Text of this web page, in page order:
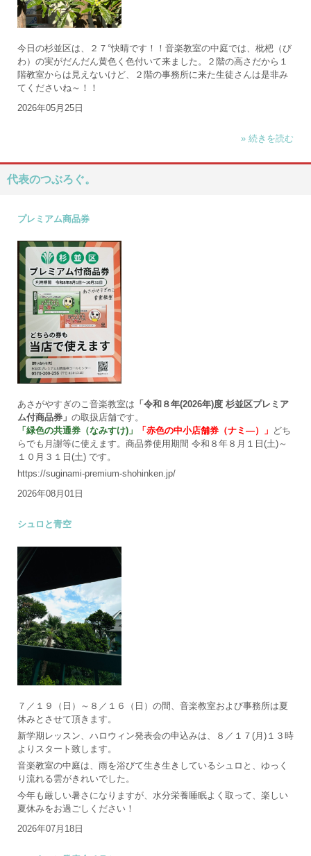
今日の杉並区は、２７°快晴です！！音楽教室の中庭では、枇杷（び
わ）の実がだんだん黄色く色付いて来ました。２階の高さだから１
階教室からは見えないけど、２階の事務所に来た生徒さんは是非み
てくださいね～！！
2026年05月25日
» 続きを読む
代表のつぶろぐ。
プレミアム商品券
あさがやすぎのこ音楽教室は 「令和８年(2026年)度 杉並区プレミア
ム付商品券」 の取扱店舗です。
「緑色の共通券（なみすけ)」
「赤色の中小店舗券（ナミ―）」 どち
らでも月謝等に使えます。商品券使用期間 令和８年８月１日(土)～
１０月３１日(土) です。
https://suginami-premium-shohinken.jp/
2026年08月01日
シュロと青空
７／１９（日）～８／１６（日）の間、音楽教室および事務所は夏
休みとさせて頂きます。
新学期レッスン、ハロウィン発表会の申込みは、８／１７(月)１３時
よりスタート致します。
音楽教室の中庭は、雨を浴びて生き生きしているシュロと、ゆっく
り流れる雲がきれいでした。
今年も厳しい暑さになりますが、水分栄養睡眠よく取って、楽しい
夏休みをお過ごしください！
2026年07月18日